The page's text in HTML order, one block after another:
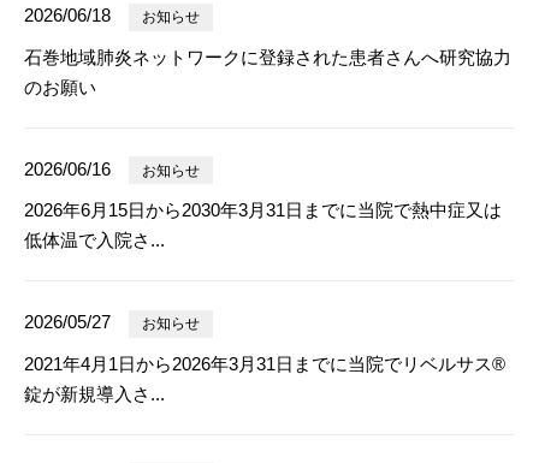
2026/06/18 お知らせ
石巻地域肺炎ネットワークに登録された患者さんへ研究協力
のお願い
2026/06/16 お知らせ
2026年6月15日から2030年3月31日までに当院で熱中症又は
低体温で入院さ...
2026/05/27 お知らせ
2021年4月1日から2026年3月31日までに当院でリベルサス®
錠が新規導入さ...